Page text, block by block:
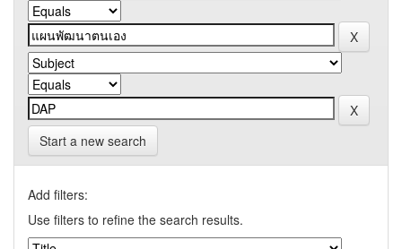
Start a new search
Add filters:
Use filters to refine the search results.